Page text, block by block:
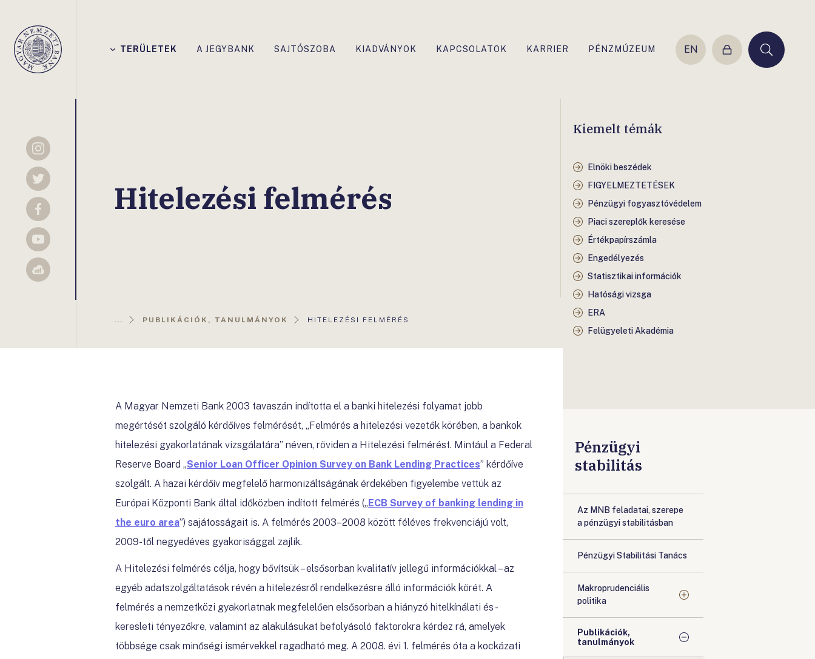
Magyar
Nemzeti
TERÜLETEK A JEGYBANK SAJTÓSZOBA KIADVÁNYOK KAPCSOLATOK KARRIER PÉNZMÚZEUM EN
Belépés Keresés
Instagram
Twitter
Facebook
YouTube
Sellsy
Hitelezési felmérés
... PUBLIKÁCIÓK, TANULMÁNYOK
AKTUÁLIS
HITELEZÉSI FELMÉRÉS
Kiemelt témák
Elnöki beszédek
FIGYELMEZTETÉSEK
Pénzügyi fogyasztóvédelem
Piaci szereplők keresése
Értékpapírszámla
Engedélyezés
Statisztikai információk
Hatósági vizsga
ERA
Felügyeleti Akadémia
A Magyar Nemzeti Bank 2003 tavaszán indította el a banki hitelezési folyamat jobb
megértését szolgáló kérdőíves felmérését, „Felmérés a hitelezési vezetők körében, a bankok
hitelezési gyakorlatának vizsgálatára” néven, röviden a Hitelezési felmérést. Mintául a Federal
Reserve Board „Senior Loan Officer Opinion Survey on Bank Lending Practices” kérdőíve
szolgált. A hazai kérdőív megfelelő harmonizáltságának érdekében figyelembe vettük az
Európai Központi Bank által időközben indított felmérés („ECB Survey of banking lending in
the euro area”) sajátosságait is. A felmérés 2003–2008 között féléves frekvenciájú volt,
2009-től negyedéves gyakorisággal zajlik.
A Hitelezési felmérés célja, hogy bővítsük – elsősorban kvalitatív jellegű információkkal – az
egyéb adatszolgáltatások révén a hitelezésről rendelkezésre álló információk körét. A
felmérés a nemzetközi gyakorlatnak megfelelően elsősorban a hiányzó hitelkínálati és -
keresleti tényezőkre, valamint az alakulásukat befolyásoló faktorokra kérdez rá, amelyek
többsége csak minőségi ismérvekkel ragadható meg. A 2008. évi 1. felmérés óta a kockázati
Pénzügyi
stabilitás
Az MNB feladatai, szerepe
a pénzügyi stabilitásban
Pénzügyi Stabilitási Tanács
Makroprudenciális
politika
Publikációk,
tanulmányok